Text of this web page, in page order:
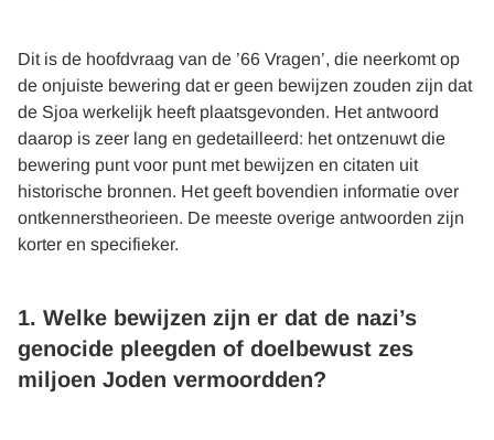
Dit is de hoofdvraag van de ’66 Vragen’, die neerkomt op
de onjuiste bewering dat er geen bewijzen zouden zijn dat
de Sjoa werkelijk heeft plaatsgevonden. Het antwoord
daarop is zeer lang en gedetailleerd: het ontzenuwt die
bewering punt voor punt met bewijzen en citaten uit
historische bronnen. Het geeft bovendien informatie over
ontkennerstheorieen. De meeste overige antwoorden zijn
korter en specifieker.
1. Welke bewijzen zijn er dat de nazi’s
genocide pleegden of doelbewust zes
miljoen Joden vermoordden?